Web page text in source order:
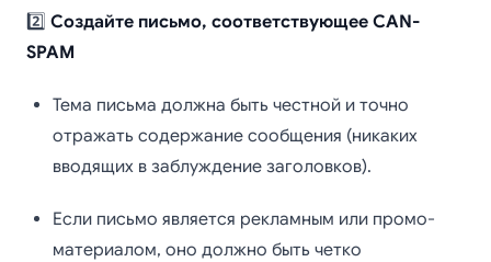
2️⃣ Создайте письмо, соответствующее CAN-
SPAM
Тема письма должна быть честной и точно
отражать содержание сообщения (никаких
вводящих в заблуждение заголовков).
Если письмо является рекламным или промо-
материалом, оно должно быть четко